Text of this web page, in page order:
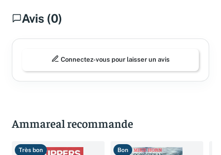
Avis (0)
Connectez-vous pour laisser un avis
Ammareal recommande
Très bon Bon